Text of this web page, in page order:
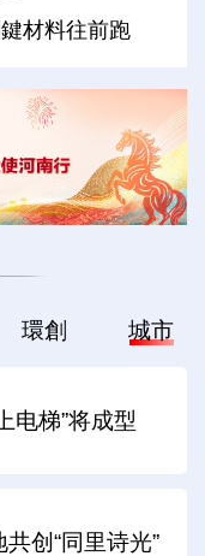
材料往前跑
環創 城市
电梯”将成型
创“同里诗光”